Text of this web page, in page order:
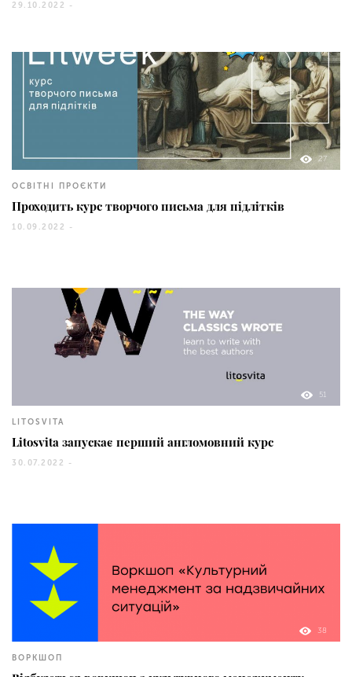
29.10.2022 -
27
ОСВІТНІ ПРОЄКТИ
Проходить курс творчого письма для підлітків
10.09.2022 -
51
LITOSVITA
Litosvita запускає перший англомовний курс
30.07.2022 -
38
ВОРКШОП